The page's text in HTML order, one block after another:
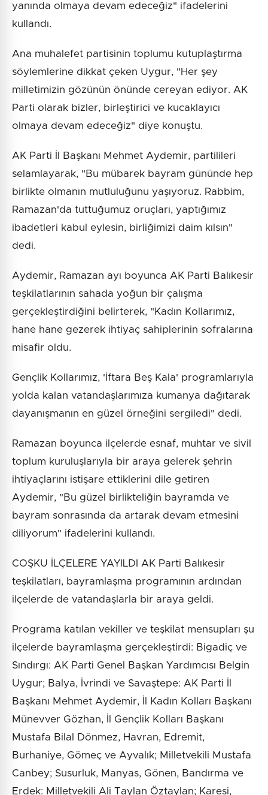
yanında olmaya devam edeceğiz" ifadelerini
kullandı.
Ana muhalefet partisinin toplumu kutuplaştırma
söylemlerine dikkat çeken Uygur, "Her şey
milletimizin gözünün önünde cereyan ediyor. AK
Parti olarak bizler, birleştirici ve kucaklayıcı
olmaya devam edeceğiz" diye konuştu.
AK Parti İl Başkanı Mehmet Aydemir, partilileri
selamlayarak, "Bu mübarek bayram gününde hep
birlikte olmanın mutluluğunu yaşıyoruz. Rabbim,
Ramazan'da tuttuğumuz oruçları, yaptığımız
ibadetleri kabul eylesin, birliğimizi daim kılsın"
dedi.
Aydemir, Ramazan ayı boyunca AK Parti Balıkesir
teşkilatlarının sahada yoğun bir çalışma
gerçekleştirdiğini belirterek, "Kadın Kollarımız,
hane hane gezerek ihtiyaç sahiplerinin sofralarına
misafir oldu.
Gençlik Kollarımız, 'İftara Beş Kala' programlarıyla
yolda kalan vatandaşlarımıza kumanya dağıtarak
dayanışmanın en güzel örneğini sergiledi" dedi.
Ramazan boyunca ilçelerde esnaf, muhtar ve sivil
toplum kuruluşlarıyla bir araya gelerek şehrin
ihtiyaçlarını istişare ettiklerini dile getiren
Aydemir, "Bu güzel birlikteliğin bayramda ve
bayram sonrasında da artarak devam etmesini
diliyorum" ifadelerini kullandı.
COŞKU İLÇELERE YAYILDI AK Parti Balıkesir
teşkilatları, bayramlaşma programının ardından
ilçelerde de vatandaşlarla bir araya geldi.
Programa katılan vekiller ve teşkilat mensupları şu
ilçelerde bayramlaşma gerçekleştirdi: Bigadiç ve
Sındırgı: AK Parti Genel Başkan Yardımcısı Belgin
Uygur; Balya, İvrindi ve Savaştepe: AK Parti İl
Başkanı Mehmet Aydemir, İl Kadın Kolları Başkanı
Münevver Gözhan, İl Gençlik Kolları Başkanı
Mustafa Bilal Dönmez, Havran, Edremit,
Burhaniye, Gömeç ve Ayvalık; Milletvekili Mustafa
Canbey; Susurluk, Manyas, Gönen, Bandırma ve
Erdek: Milletvekili Ali Taylan Öztaylan; Karesi,